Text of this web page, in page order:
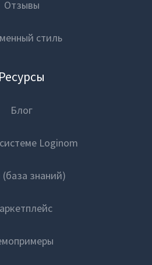
Отзывы
стиль
Ресурсы
Блог
Loginom
знаний)